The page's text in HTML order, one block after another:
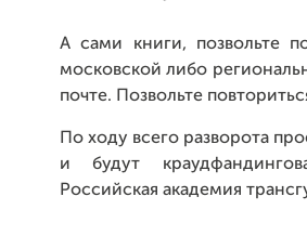
А сами книги, позвольте
московской либо
почте. Позвольте
По ходу всего разворота
и будут
Российская академия